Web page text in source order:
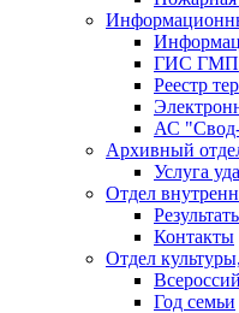
ГИС ГМП
Реестр
АС
Архивный
Услуга
Отдел
Контакты
Отдел
Год семьи